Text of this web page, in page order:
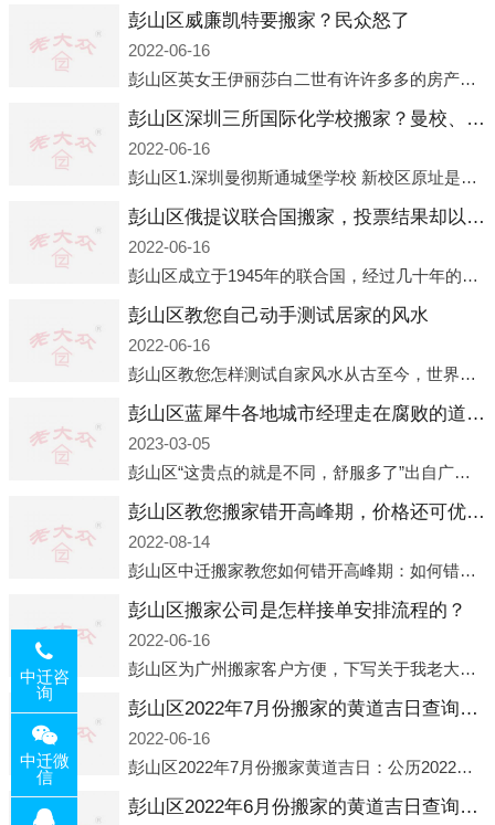
彭山区威廉凯特要搬家？民众怒了
2022-06-16
彭山区英女王伊丽莎白二世有许许多多的房产，遍布英国各地。而作为英女王的亲孙子、未来的英国国王，威廉王子自然也能享受到女王的房产。目前，威廉凯特以及三个孩子有两个经常居住的地点，一处是位于伦敦的肯辛顿宫，一处
彭山区深圳三所国际化学校搬家？曼校、QSI、南山中英文搬走了
2022-06-16
彭山区1.深圳曼彻斯通城堡学校 新校区原址是蛇口国际据悉，此次曼彻斯通城堡学校搬迁到蛇口新校区的开办与蛇口外籍人员子女学校（蛇口国际）有很大的关联。2021年，太子湾实验部就宣布在2022年正式并入蛇口外籍
彭山区俄提议联合国搬家，投票结果却以惨败收场
2022-06-16
彭山区成立于1945年的联合国，经过几十年的发展，如今拥有193个成员国。拥有如此众多会员国的联合国，可以说是世界上最具代表性的国际组织，也是世界上分量最重、有着较高话语权的国际组织。但以美国为首的西方国家
彭山区教您自己动手测试居家的风水
2022-06-16
彭山区教您怎样测试自家风水从古至今，世界各地的人们都在研究人在乾坤中的位置以及它们所形成的关系。通过探究季节转换、星象变化，并且在所观测到的自然规律的指导下，人们开始认识到居住在不同住宅中的人，其一生中的财
彭山区蓝犀牛各地城市经理走在腐败的道路上
2023-03-05
彭山区“这贵点的就是不同，舒服多了”出自广州运营邓经理的口中。2023年开年刚出来，三个司机（加盟蓝犀牛的个人队伍）便请广州经理去佛山娱乐场所大消费了一次，据知悉一晚消费达一万多，由三人平摊费用，燃鹅这样的
彭山区教您搬家错开高峰期，价格还可优惠！
2022-08-14
彭山区中迁搬家教您如何错开高峰期：如何错开高峰期搬家，中迁搬家做了一些电话数据统计和分析，发现市民中午2点左右访问网站的人是最多的，电话咨询是早上9点左右是最多的，预约搬家周六和周日是最多的，网上QQ微
彭山区搬家公司是怎样接单安排流程的？
2022-06-16
彭山区为广州搬家客户方便，下写关于我老大众搬家公司接单的流程，九条给搬家朋友参考，了解搬家公司工序，免去搬家时的没有准备好的工作，给您及时快速的搬好家。一．电话咨询：专人接待客户电话咨询，初步了解客户搬 家
彭山区2022年7月份搬家的黄道吉日查询大全一览表哪天适合搬家好日子
2022-06-16
彭山区2022年7月份搬家黄道吉日：公历2022年7月6日 农历六月初八 星期三 冲虎(甲寅)公历2022年7月12日 农历六月十四 星期二 冲猴(庚申)公历2022年7月13日 农历六月十五 星期三 冲鸡
彭山区2022年6月份搬家的黄道吉日查询大全一览表哪天适合搬家好日子
中迁咨
询
中迁微
信